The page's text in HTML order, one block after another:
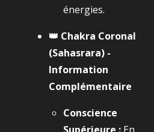
énergies.
👑 Chakra Coronal
(Sahasrara) -
Information
Complémentaire
Conscience